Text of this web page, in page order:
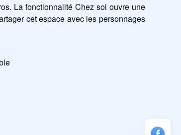
La fonctionnalité Chez soi ouvre une
cet espace avec les personnages